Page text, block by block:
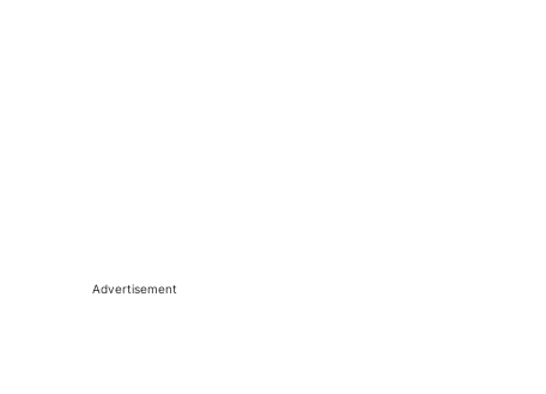
Advertisement